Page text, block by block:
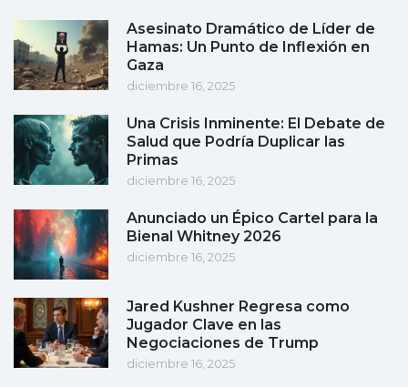
Asesinato Dramático de Líder de
Hamas: Un Punto de Inflexión en
Gaza
diciembre 16, 2025
Una Crisis Inminente: El Debate de
Salud que Podría Duplicar las
Primas
diciembre 16, 2025
Anunciado un Épico Cartel para la
Bienal Whitney 2026
diciembre 16, 2025
Jared Kushner Regresa como
Jugador Clave en las
Negociaciones de Trump
diciembre 16, 2025